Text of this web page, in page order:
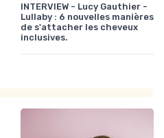
INTERVIEW - Lucy Gauthier -
Lullaby : 6 nouvelles manières
de s'attacher les cheveux
inclusives.